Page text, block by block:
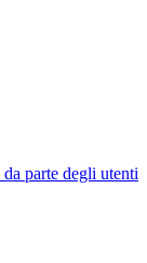
parte degli utenti